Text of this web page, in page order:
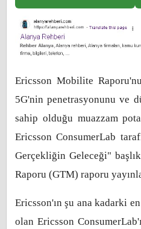
Ericsson Mobilite
5G'nin penetrasyonunu ve
sahip olduğu muazzam
Ericsson ConsumerLab
Gerçekliğin Geleceği"
Raporu (GTM) raporu
Ericsson'ın şu ana kadarki
olan Ericsson